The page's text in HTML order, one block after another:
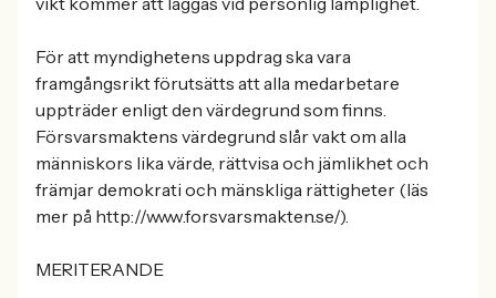
För att myndighetens uppdrag ska vara
framgångsrikt förutsätts att alla medarbetare
uppträder enligt den värdegrund som finns.
Försvarsmaktens värdegrund slår vakt om alla
människors lika värde, rättvisa och jämlikhet och
främjar demokrati och mänskliga rättigheter (läs
mer på http://www.forsvarsmakten.se/).
MERITERANDE